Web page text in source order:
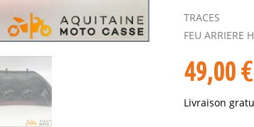
TRACES
FEU ARRIERE
49,00€
Livraison